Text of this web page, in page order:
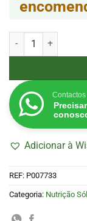
Quantidade de
Adicionar à
REF: P007733
Categoria: Nutrição